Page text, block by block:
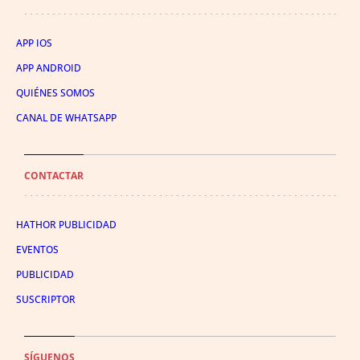
APP IOS
APP ANDROID
QUIÉNES SOMOS
CANAL DE WHATSAPP
CONTACTAR
HATHOR PUBLICIDAD
EVENTOS
PUBLICIDAD
SUSCRIPTOR